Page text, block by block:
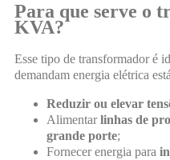
Para que serve o
KVA?
Esse tipo de transformador é
demandam energia elétrica
Reduzir ou elevar
Alimentarlinhas de
grande porte;
Fornecer energia para